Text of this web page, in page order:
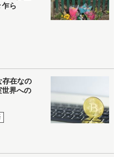
乍ら
存在なの
界への